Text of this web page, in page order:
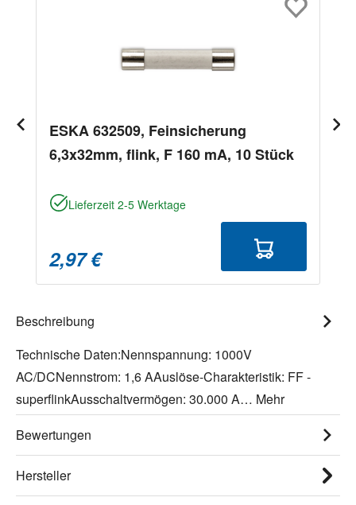
ESKA 632509, Feinsicherung
6,3x32mm, flink, F 160 mA, 10 Stück
Lieferzeit 2-5 Werktage
2,97 €
Beschreibung
Technische Daten:Nennspannung: 1000V
AC/DCNennstrom: 1,6 AAuslöse-Charakteristik: FF -
superflinkAusschaltvermögen: 30.000 A… Mehr
Bewertungen
Hersteller